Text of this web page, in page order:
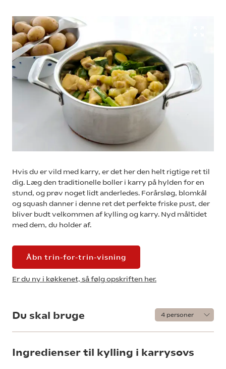
Hvis du er vild med karry, er det her den helt rigtige ret til
dig. Læg den traditionelle boller i karry på hylden for en
stund, og prøv noget lidt anderledes. Forårsløg, blomkål
og squash danner i denne ret det perfekte friske pust, der
bliver budt velkommen af kylling og karry. Nyd måltidet
med dem, du holder af.
Åbn trin-for-trin-visning
Er du ny i køkkenet, så følg opskriften her.
Du skal bruge
Ingredienser til kylling i karrysovs